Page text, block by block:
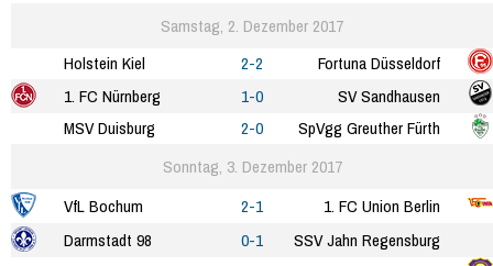
Samstag, 2. Dezember 2017
Holstein Kiel
2-2
Fortuna Düsseldorf
1. FC Nürnberg
1-0
SV Sandhausen
MSV Duisburg
2-0
SpVgg Greuther Fürth
Sonntag, 3. Dezember 2017
VfL Bochum
2-1
1. FC Union Berlin
Darmstadt 98
0-1
SSV Jahn Regensburg